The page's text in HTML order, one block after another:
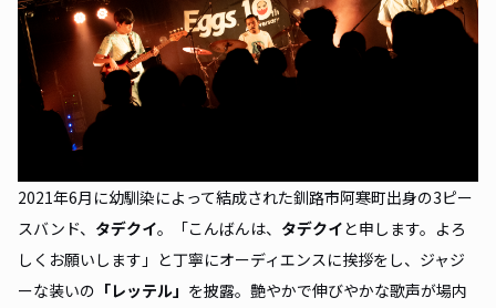
2021年6月に幼馴染によって結成された釧路市阿寒町出身の3ピー
スバンド、 タデクイ。「こんばんは、 タデクイと申します。よろ
しくお願いします」と丁寧にオーディエンスに挨拶をし、ジャジ
ーな装いの 「レッテル」 を披露。艶やかで伸びやかな歌声が場内